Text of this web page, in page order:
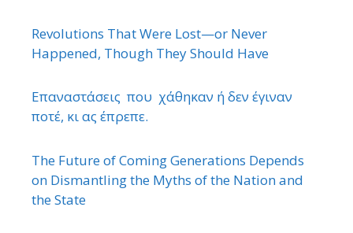
Revolutions That Were Lost—or Never
Happened, Though They Should Have
Επαναστάσεις που χάθηκαν ή δεν έγιναν
ποτέ, κι ας έπρεπε.
The Future of Coming Generations Depends
on Dismantling the Myths of the Nation and
the State